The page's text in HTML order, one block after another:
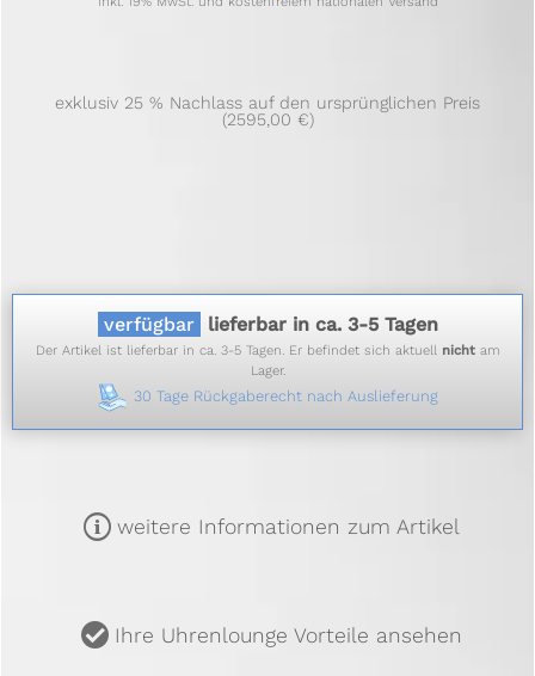
exklusiv 25 % Nachlass auf den ursprünglichen Preis
(2595,00 €)
verfügbar lieferbar in ca. 3-5 Tagen
Der Artikel ist lieferbar in ca. 3-5 Tagen. Er befindet sich aktuell nichtam
Lager.
30 Tage Rückgaberecht nach Auslieferung
m weitere Informationen zum Artikel
u Ihre Uhrenlounge Vorteile ansehen